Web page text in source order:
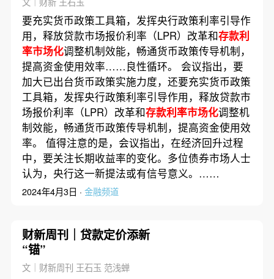
要充实货币政策工具箱，发挥央行政策利率引导作
用，释放贷款市场报价利率（LPR）改革和存款利
率市场化调整机制效能，畅通货币政策传导机制，
提高资金使用效率……良性循环。 会议指出，要
加大已出台货币政策实施力度，还要充实货币政策
工具箱，发挥央行政策利率引导作用，释放贷款市
场报价利率（LPR）改革和存款利率市场化调整机
制效能，畅通货币政策传导机制，提高资金使用效
率。 值得注意的是，会议指出，在经济回升过程
中，要关注长期收益率的变化。多位债券市场人士
认为，央行这一新提法或有信号意义。……
2024年4月3日 · 金融频道
财新周刊｜贷款定价添新
“锚”
文｜财新周刊 王石玉 范浅蝉